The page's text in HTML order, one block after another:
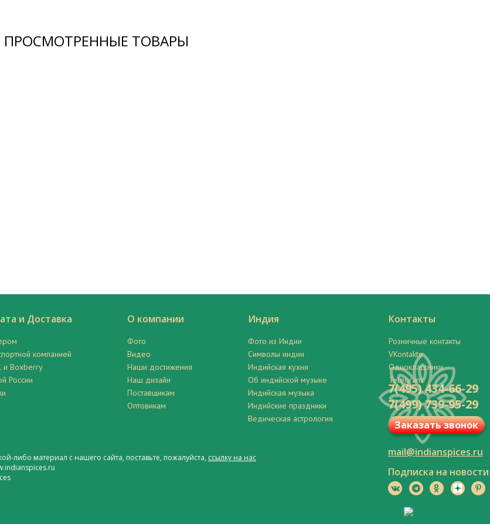
ПРОСМОТРЕННЫЕ ТОВАРЫ
и Доставка
компанией
Boxberry
России
О компании
Фото
Видео
Наши достижения
Наш дизайн
Поставщикам
Оптовикам
Индия
Фото из Индии
Символы индии
Индийская кухня
Об индийской музыке
Индийская музыка
Индийские праздники
Ведическая астрология
Контакты
Розничные контакты
VKontakte
Одноклассники
Telegram
либо материал с нашего сайта, поставьте, пожалуйста, ссылку на нас
7(495) 434-66-29
7(499) 739-95-29
Заказать звонок
mail@indianspices.ru
Подписка на новости